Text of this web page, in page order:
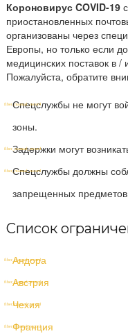
Короновирус COVID-19
приостановленных
организованы через
Европы, но только если
медицинских поставок в /
Пожалуйста, обратите
Спецслужбы не могут
зоны.
Задержки могут
Спецслужбы должны
запрещенных
Список
Андора
Австрия
Чехия
Франция